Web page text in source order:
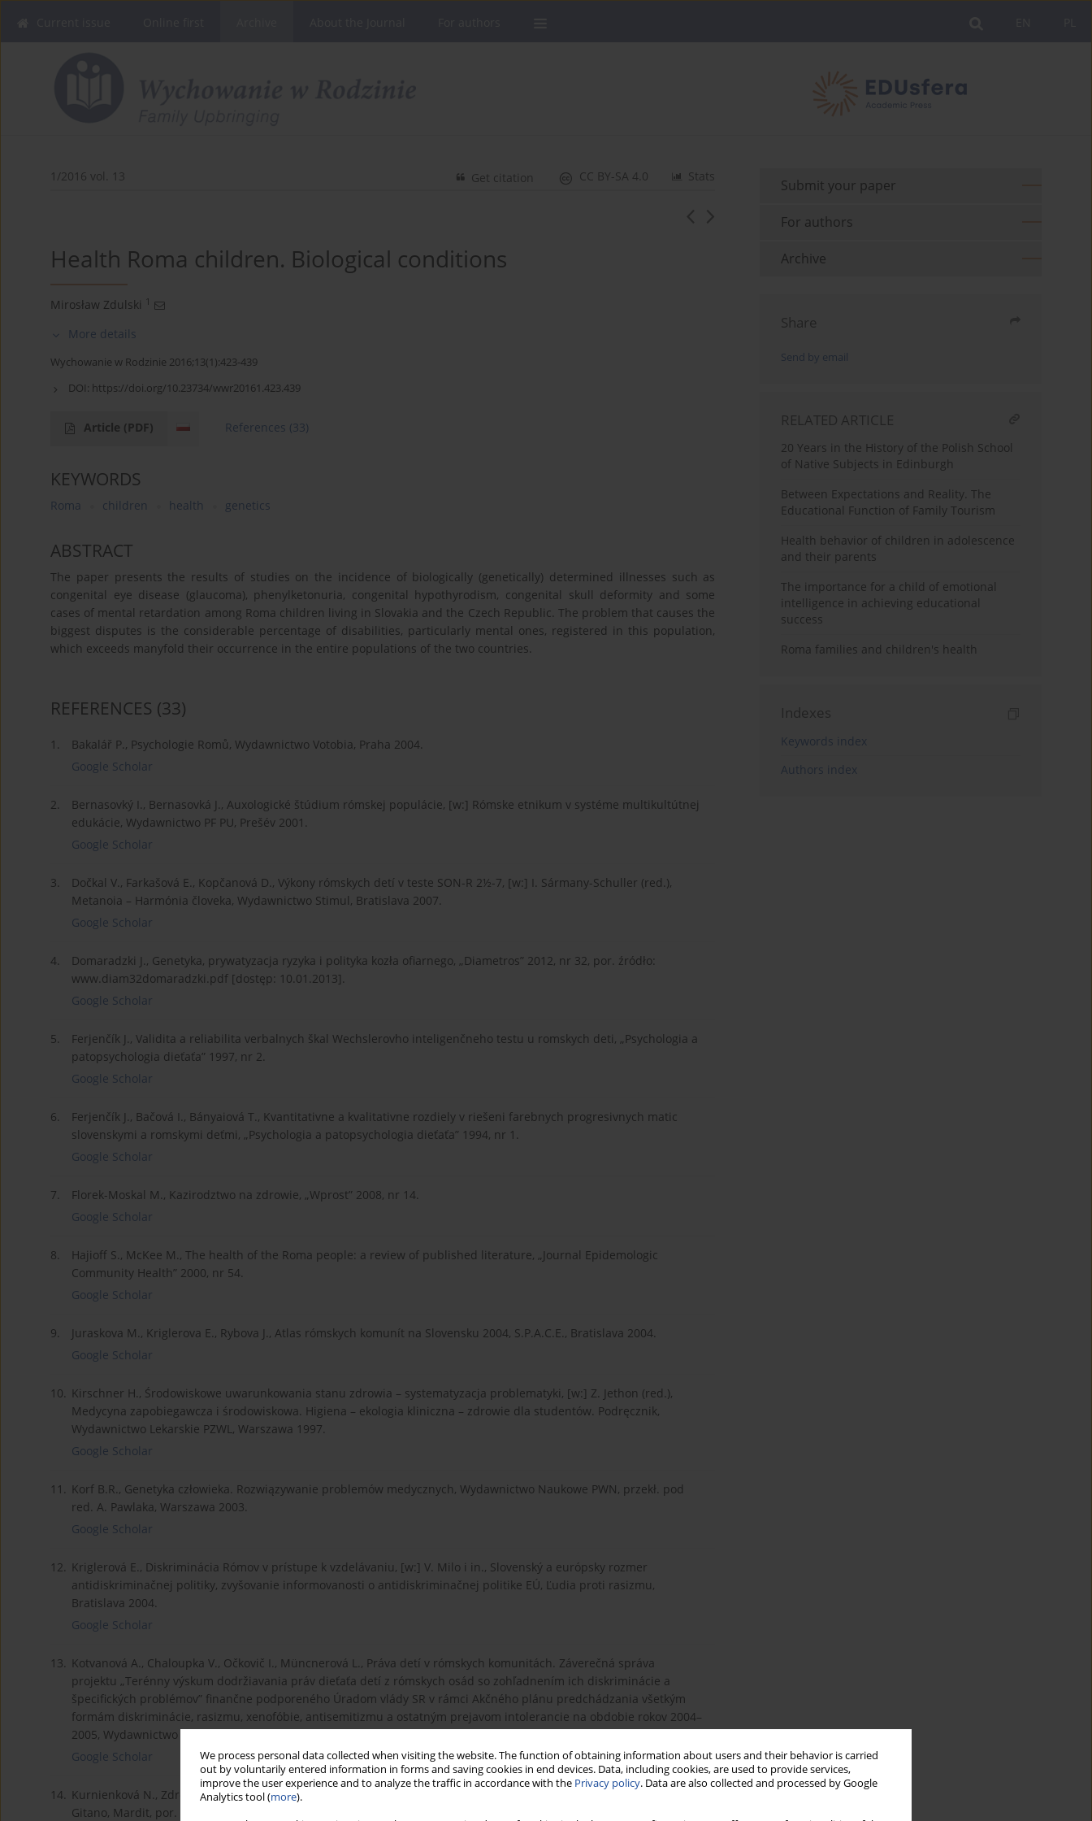
We process personal data collected when visiting the website. The function of obtaining information about users and their behavior is carried
out by voluntarily entered information in forms and saving cookies in end devices. Data, including cookies, are used to provide services,
improve the user experience and to analyze the traffic in accordance with the Privacy policy. Data are also collected and processed by Google
Analytics tool (more).
1/2016 vol. 13 Stats
CC BY-SA 4.0
Get citation
Health Roma children. Biological conditions
Mirosław Zdulski 1
More details
Wychowanie w Rodzinie 2016;13(1):423-439
DOI: https://doi.org/10.23734/wwr20161.423.439
Article (PDF) References (33)
KEYWORDS
Roma children health genetics
ABSTRACT
The paper presents the results of studies on the incidence of biologically (genetically) determined illnesses such as
congenital eye disease (glaucoma), phenylketonuria, congenital hypothyrodism, congenital skull deformity and some
cases of mental retardation among Roma children living in Slovakia and the Czech Republic. The problem that causes the
biggest disputes is the considerable percentage of disabilities, particularly mental ones, registered in this population,
which exceeds manyfold their occurrence in the entire populations of the two countries.
REFERENCES (33)
1.
Bakalář P., Psychologie Romů, Wydawnictwo Votobia, Praha 2004.
Google Scholar
2.
Bernasovký I., Bernasovká J., Auxologické štúdium rómskej populácie, [w:] Rómske etnikum v systéme multikultútnej
edukácie, Wydawnictwo PF PU, Prešév 2001.
Google Scholar
3.
Dočkal V., Farkašová E., Kopčanová D., Výkony rómskych detí v teste SON-R 2½-7, [w:] I. Sármany-Schuller (red.),
Metanoia – Harmónia človeka, Wydawnictwo Stimul, Bratislava 2007.
Google Scholar
4.
Domaradzki J., Genetyka, prywatyzacja ryzyka i polityka kozła ofiarnego, „Diametros” 2012, nr 32, por. źródło:
www.diam32domaradzki.pdf [dostęp: 10.01.2013].
Google Scholar
5.
Ferjenčík J., Validita a reliabilita verbalnych škal Wechslerovho inteligenčneho testu u romskych deti, „Psychologia a
patopsychologia dieťaťa” 1997, nr 2.
Google Scholar
6.
Ferjenčík J., Bačová I., Bányaiová T., Kvantitativne a kvalitativne rozdiely v riešeni farebnych progresivnych matic
slovenskymi a romskymi deťmi, „Psychologia a patopsychologia dieťaťa” 1994, nr 1.
Google Scholar
7.
Florek-Moskal M., Kazirodztwo na zdrowie, „Wprost” 2008, nr 14.
Google Scholar
8.
Hajioff S., McKee M., The health of the Roma people: a review of published literature, „Journal Epidemologic
Community Health” 2000, nr 54.
Google Scholar
9.
Juraskova M., Kriglerova E., Rybova J., Atlas rómskych komunít na Slovensku 2004, S.P.A.C.E., Bratislava 2004.
Google Scholar
10. Kirschner H., Środowiskowe uwarunkowania stanu zdrowia – systematyzacja problematyki, [w:] Z. Jethon (red.),
Medycyna zapobiegawcza i środowiskowa. Higiena – ekologia kliniczna – zdrowie dla studentów. Podręcznik,
Wydawnictwo Lekarskie PZWL, Warszawa 1997.
Google Scholar
11. Korf B.R., Genetyka człowieka. Rozwiązywanie problemów medycznych, Wydawnictwo Naukowe PWN, przekł. pod
red. A. Pawlaka, Warszawa 2003.
Google Scholar
12. Kriglerová E., Diskriminácia Rómov v prístupe k vzdelávaniu, [w:] V. Milo i in., Slovenský a európsky rozmer
antidiskriminačnej politiky, zvyšovanie informovanosti o antidiskriminačnej politike EÚ, Ľudia proti rasizmu,
Bratislava 2004.
Google Scholar
13. Kotvanová A., Chaloupka V., Očkovič I., Müncnerová L., Práva detí v rómskych komunitách. Záverečná správa
projektu „Terénny výskum dodržiavania práv dieťaťa detí z rómskych osád so zohľadnením ich diskriminácie a
špecifických problémov” finančne podporeného Úradom vlády SR v rámci Akčného plánu predchádzania všetkým
formám diskriminácie, rasizmu, xenofóbie, antisemitizmu a ostatným prejavom intolerancie na obdobie rokov 2004–
2005, Wydawnictwo Slovenské národné stredisko pre ľudské práva, Bratislava 2005.
Google Scholar
14. Kurnienková N., Zdrovotná starostlivosť v sociálne vylúčených rómskych komunitách, Fundatción Secretariado
Gitano, Mardit, por. źródło: www.gitanos.org [dostęp: 11.10. 2007].
Submit your paper
For authors
Archive
Share
Send by email
RELATED ARTICLE
20 Years in the History of the Polish School
of Native Subjects in Edinburgh
Between Expectations and Reality. The
Educational Function of Family Tourism
Health behavior of children in adolescence
and their parents
The importance for a child of emotional
intelligence in achieving educational
success
Roma families and children's health
Indexes
Keywords index
Authors index